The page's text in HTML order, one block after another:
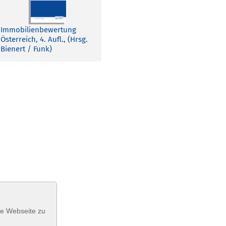
Immobilienbewertung
Österreich, 4. Aufl., (Hrsg.
Bienert / Funk)
Webseite zu